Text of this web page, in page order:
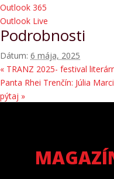
Outlook 365
Outlook Live
Podrobnosti
Dátum: 6 mája, 2025
« TRANZ 2025- festival
Panta Rhei Trenčín: Júlia
pýtaj »